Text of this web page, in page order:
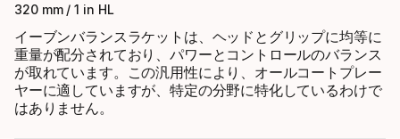
320 mm / 1 in HL
イーブンバランスラケットは、ヘッドとグリップに均等に
重量が配分されており、パワーとコントロールのバランス
が取れています。この汎用性により、オールコートプレー
ヤーに適していますが、特定の分野に特化しているわけで
はありません。